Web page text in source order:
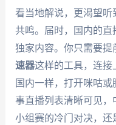
看当地解说，更渴望听
共鸣。届时，国内的直
独家内容。你只需要
速器这样的工具，连接
国内一样，打开咪咕
事直播列表清晰可见，
小组赛的冷门对决，还